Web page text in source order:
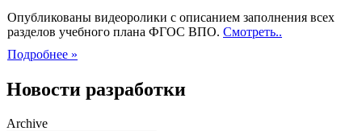
Опубликованы видеоролики с описанием заполнения всех
разделов учебного плана ФГОС ВПО. Смотреть..
Подробнее »
Новости разработки
Archive